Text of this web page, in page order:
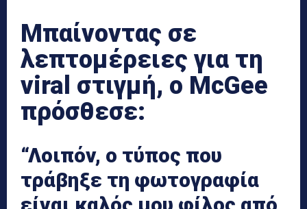
Μπαίνοντας σε
λεπτομέρειες για τη
viral στιγμή, ο McGee
πρόσθεσε:
“Λοιπόν, ο τύπος που
τράβηξε τη φωτογραφία